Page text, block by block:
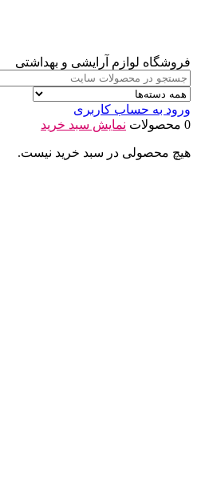
فروشگاه لوازم آرایشی و بهداشتی
ورود به حساب کاربری
0 محصولات
نمایش سبد خرید
هیچ محصولی در سبد خرید نیست.